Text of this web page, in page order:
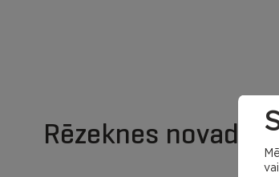
Rēzeknes novada